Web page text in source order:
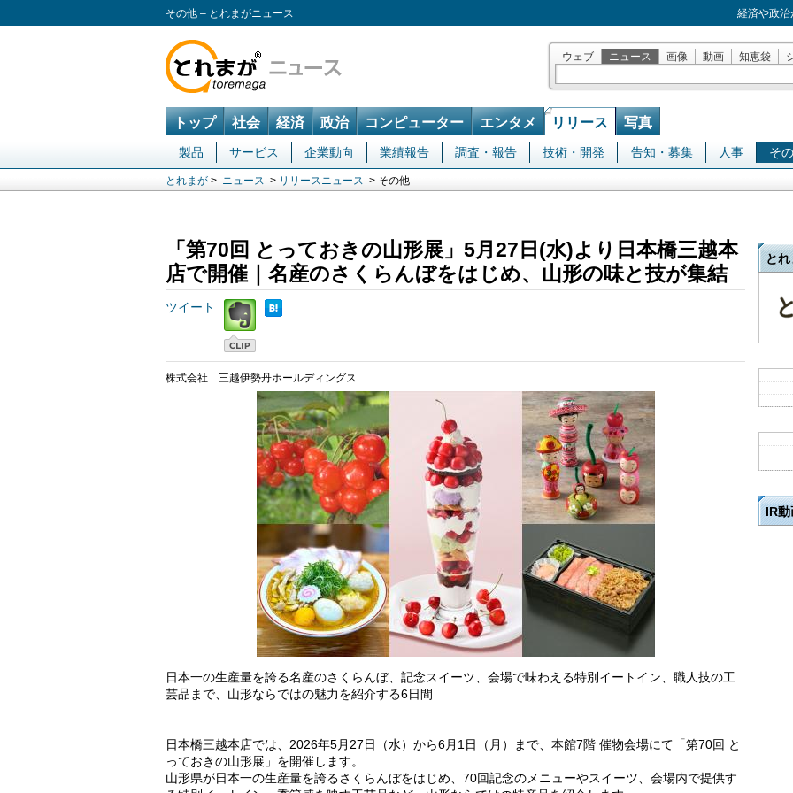
その他 – とれまがニュース 経済や政
ウェブ ニュース 画像 動画 知恵袋
トップ 社会 経済 政治 コンピューター エンタメ リリース 写真
製品 サービス 企業動向 業績報告 調査・報告 技術・開発 告知・募集 人事 そ
とれまが > ニュース > リリースニュース > その他
「第70回 とっておきの山形展」5月27日(水)より日本橋三越本
店で開催｜名産のさくらんぼをはじめ、山形の味と技が集結
ツイート
株式会社 三越伊勢丹ホールディングス
日本一の生産量を誇る名産のさくらんぼ、記念スイーツ、会場で味わえる特別イートイン、職人技の工
芸品まで、山形ならではの魅力を紹介する6日間
日本橋三越本店では、2026年5月27日（水）から6月1日（月）まで、本館7階 催物会場にて「第70回 と
っておきの山形展」を開催します。
山形県が日本一の生産量を誇るさくらんぼをはじめ、70回記念のメニューやスイーツ、会場内で提供す
とれ
IR動